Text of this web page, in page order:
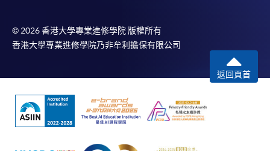
© 2026 香港大學專業進修學院 版權所有
香港大學專業進修學院乃非牟利擔保有限公司
返回頁首